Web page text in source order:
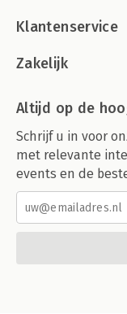
Klantenservice
Zakelijk
Altijd op de
Schrijf u in voor
met relevante
events en de